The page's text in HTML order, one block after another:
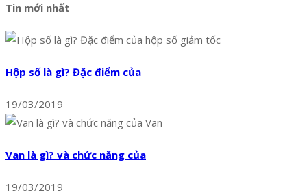
Tin mới nhất
Hộp số là gì? Đặc điểm của
19/03/2019
Van là gì? và chức năng của
19/03/2019